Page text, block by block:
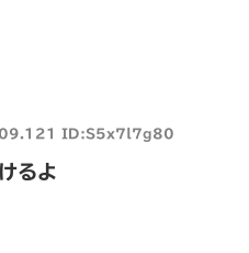
ID:S5x7l7g80
るよ